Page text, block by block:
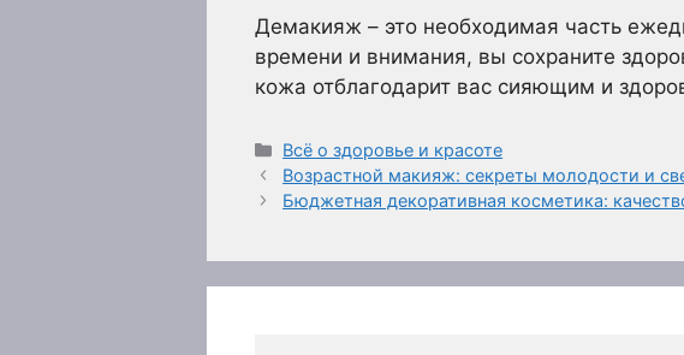
Демакияж – это необходимая часть
времени и внимания, вы сохраните
кожа отблагодарит вас сияющим и
Рубрики
Всё о здоровье и красоте
Возрастной макияж: секреты молодости и
Бюджетная декоративная косметика: